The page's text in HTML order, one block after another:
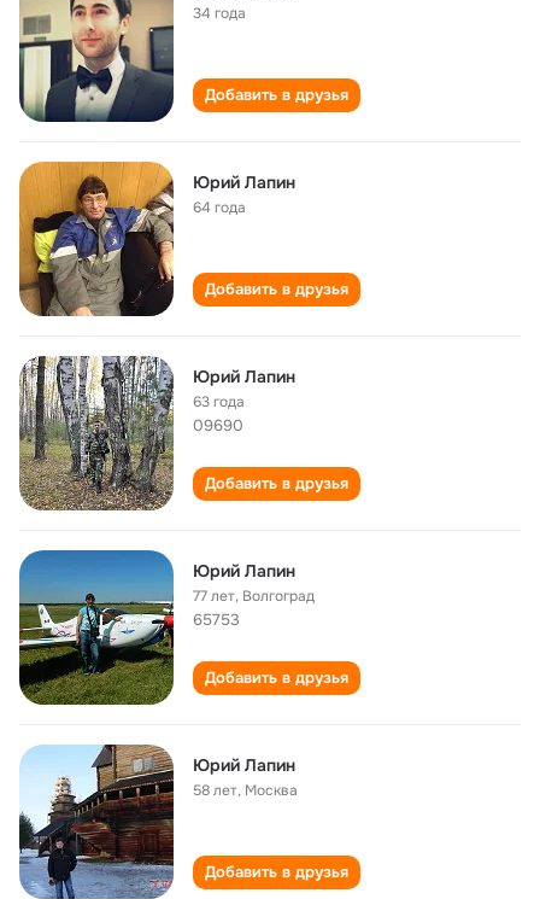
34 года
Добавить в друзья
Юрий Лапин
64 года
Добавить в друзья
Юрий Лапин
63 года
09690
Добавить в друзья
Юрий Лапин
77 лет, Волгоград
65753
Добавить в друзья
Юрий Лапин
58 лет, Москва
Добавить в друзья